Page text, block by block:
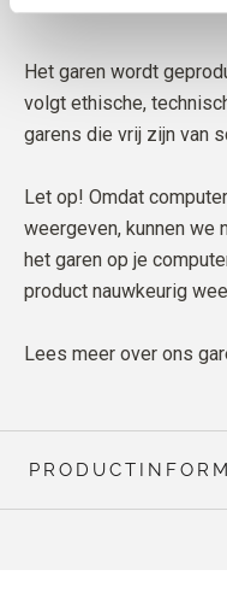
Het garen wordt
volgt ethische,
garens die vrij zijn van
Let op! Omdat
weergeven, kunnen we
het garen op je
product nauwkeurig
Lees meer over ons